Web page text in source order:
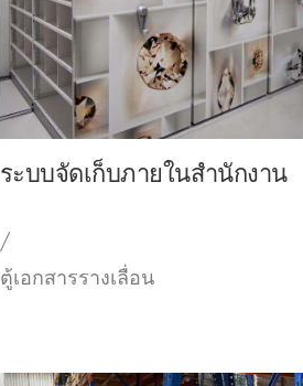
ระบบจัดเก็บภายในสำนักงาน
/
ตู้เอกสารรางเลื่อน